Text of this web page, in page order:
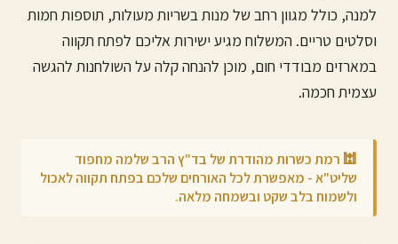
למנה, כולל מגוון רחב של מנות בשריות מעולות, תוספות חמות
וסלטים טריים. המשלוח מגיע ישירות אליכם לפתח תקווה
במארזים מבודדי חום, מוכן להנחה קלה על השולחנות להגשה
עצמית חכמה.
🕍 רמת כשרות מהודרת של בד"ץ הרב שלמה מחפוד
שליט"א - מאפשרת לכל האורחים שלכם בפתח תקווהלאכול
ולשמוח בלב שקט ובשמחה מלאה.